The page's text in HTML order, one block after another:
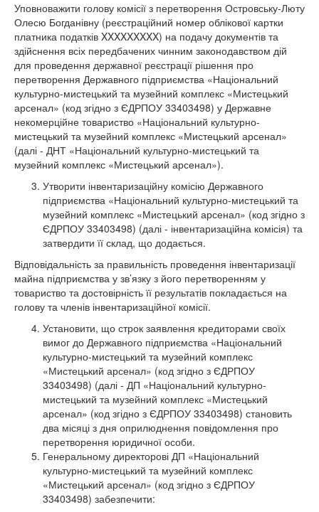
Уповноважити голову комісії з перетворення Островську-Люту
Олесю Богданівну (реєстраційний номер облікової картки
платника податків XXXXXXXXX) на подачу документів та
здійснення всіх передбачених чинним законодавством дій
для проведення державної реєстрації рішення про
перетворення Державного підприємства «Національний
культурно-мистецький та музейний комплекс «Мистецький
арсенал» (код згідно з ЄДРПОУ 33403498) у Державне
некомерційне товариство «Національний культурно-
мистецький та музейний комплекс «Мистецький арсенал»
(далі - ДНТ «Національний культурно-мистецький та
музейний комплекс «Мистецький арсенал»).
Утворити інвентаризаційну комісію Державного
підприємства «Національний культурно-мистецький та
музейний комплекс «Мистецький арсенал» (код згідно з
ЄДРПОУ 33403498) (далі - інвентаризаційна комісія) та
затвердити її склад, що додається.
Відповідальність за правильність проведення інвентаризації
майна підприємства у зв’язку з його перетворенням у
товариство та достовірність її результатів покладається на
голову та членів інвентаризаційної комісії.
Установити, що строк заявлення кредиторами своїх
вимог до Державного підприємства «Національний
культурно-мистецький та музейний комплекс
«Мистецький арсенал» (код згідно з ЄДРПОУ
33403498) (далі - ДП «Національний культурно-
мистецький та музейний комплекс «Мистецький
арсенал» (код згідно з ЄДРПОУ 33403498) становить
два місяці з дня оприлюднення повідомлення про
перетворення юридичної особи.
Генеральному директорові ДП «Національний
культурно-мистецький та музейний комплекс
«Мистецький арсенал» (код згідно з ЄДРПОУ
33403498) забезпечити: